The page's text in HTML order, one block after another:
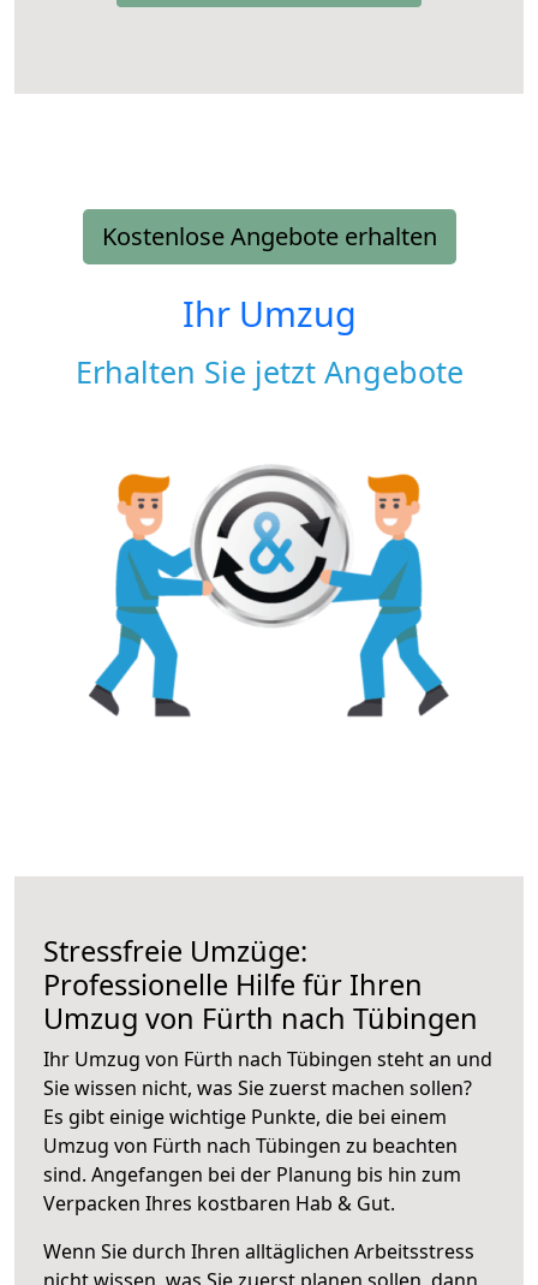
Kostenlose Angebote erhalten
Ihr Umzug
Erhalten Sie jetzt Angebote
Stressfreie Umzüge:
Professionelle Hilfe für Ihren
Umzug von Fürth nach Tübingen
Ihr Umzug von Fürth nach Tübingen steht an und
Sie wissen nicht, was Sie zuerst machen sollen?
Es gibt einige wichtige Punkte, die bei einem
Umzug von Fürth nach Tübingen zu beachten
sind. Angefangen bei der Planung bis hin zum
Verpacken Ihres kostbaren Hab & Gut.
Wenn Sie durch Ihren alltäglichen Arbeitsstress